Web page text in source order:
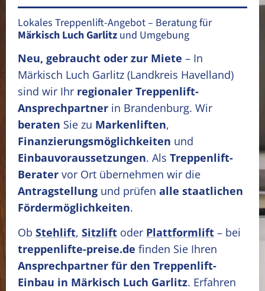
Lokales Treppenlift-Angebot – Beratung für
Märkisch Luch Garlitz und Umgebung
Neu, gebraucht oder zur Miete – In
Märkisch Luch Garlitz (Landkreis Havelland)
sind wir Ihr regionaler Treppenlift-
Ansprechpartner in Brandenburg. Wir
beraten Sie zu Markenliften,
Finanzierungsmöglichkeiten und
Einbauvoraussetzungen. Als Treppenlift-
Berater vor Ort übernehmen wir die
Antragstellung und prüfen alle staatlichen
Fördermöglichkeiten.
Ob Stehlift, Sitzlift oder Plattformlift – bei
treppenlifte-preise.de finden Sie Ihren
Ansprechpartner für den Treppenlift-
Einbau in Märkisch Luch Garlitz. Erfahren